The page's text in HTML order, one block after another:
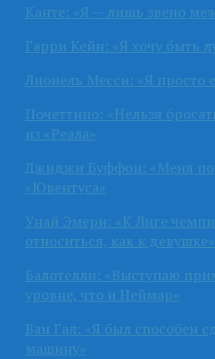
Канте: «Я — лишь звено
Гарри Кейн: «Я хочу быть
Лионель Месси: «Я просто
Почеттино: «Нельзя
из «Реала»
Джиджи Буффон: «Меня
«Ювентуса»
Унай Эмери: «К Лиге
относиться, как к девушке»
Балотелли: «Выступаю
уровне, что и Неймар»
Ван Гал: «Я был способен
машину»